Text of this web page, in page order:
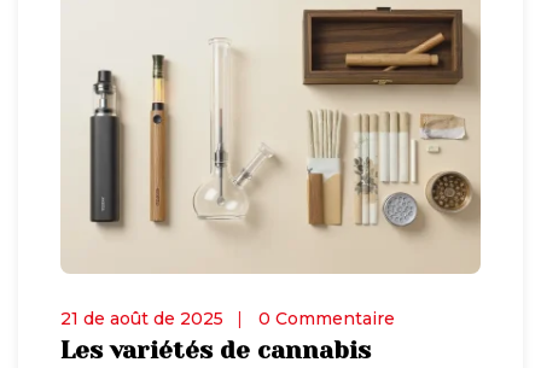
21 de août de 2025 0 Commentaire
Les variétés de cannabis